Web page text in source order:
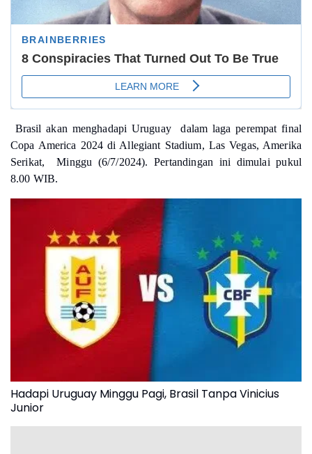
Brasil akan menghadapi Uruguay dalam laga perempat final
Copa America 2024 di Allegiant Stadium, Las Vegas, Amerika
Serikat, Minggu (6/7/2024). Pertandingan ini dimulai pukul
8.00 WIB.
Hadapi Uruguay Minggu Pagi, Brasil Tanpa Vinicius
Junior